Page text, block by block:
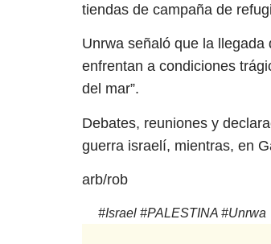
tiendas de campaña de
Unrwa señaló que la
enfrentan a condiciones
del mar”.
Debates, reuniones y
guerra israelí, mientras, en
arb/rob
#Israel #PALESTINA #Unrwa